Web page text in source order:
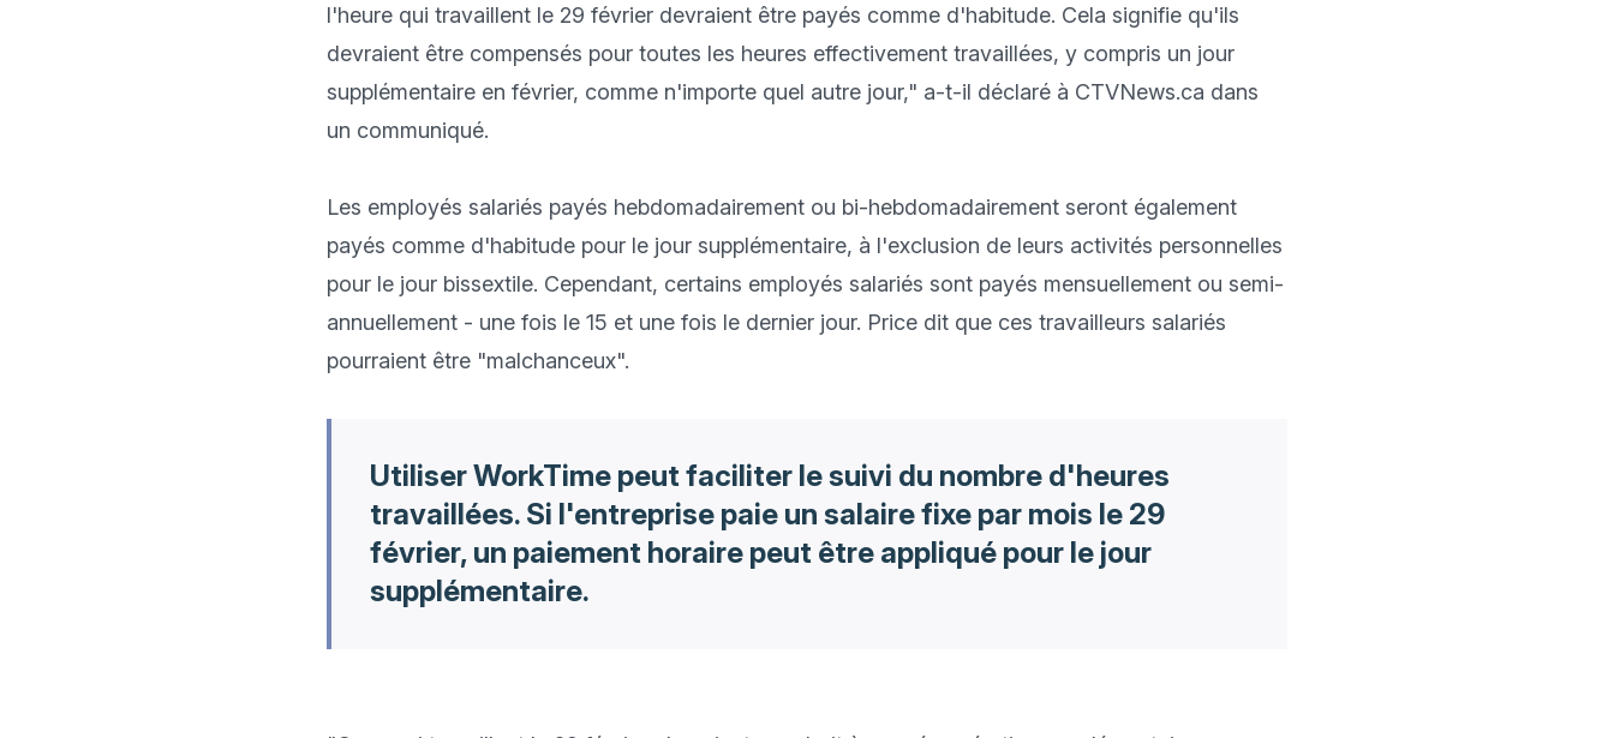
l'heure qui travaillent le 29 février devraient être payés comme d'habitude. Cela signifie qu'ils
devraient être compensés pour toutes les heures effectivement travaillées, y compris un jour
supplémentaire en février, comme n'importe quel autre jour," a-t-il déclaré à CTVNews.ca dans
un communiqué.
Les employés salariés payés hebdomadairement ou bi-hebdomadairement seront également
payés comme d'habitude pour le jour supplémentaire, à l'exclusion de leurs activités personnelles
pour le jour bissextile. Cependant, certains employés salariés sont payés mensuellement ou semi-
annuellement - une fois le 15 et une fois le dernier jour. Price dit que ces travailleurs salariés
Utiliser WorkTime peut faciliter le suivi du nombre d'heures
travaillées. Si l'entreprise paie un salaire fixe par mois le 29
février, un paiement horaire peut être appliqué pour le jour
supplémentaire.